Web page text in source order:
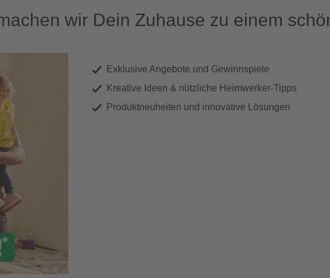
wir Dein Zuhause zu einem
Exklusive Angebote und Gewinnspiele
Kreative Ideen & nützliche Heimwerker-Tipps
Produktneuheiten und innovative Lösungen